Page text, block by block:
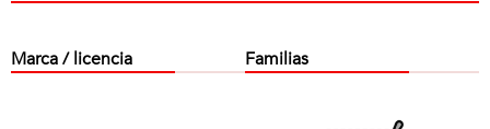
Marca / licencia Familias